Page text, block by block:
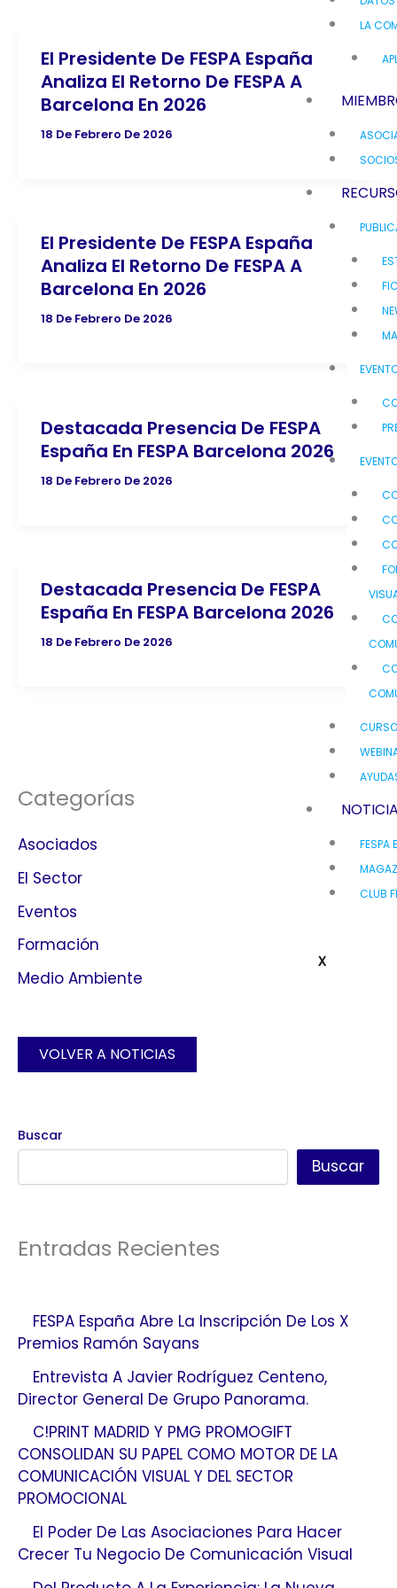
LA
FESPA
CLUB
X
El Presidente De FESPA España
Analiza El Retorno De FESPA A
Barcelona En 2026
18 De Febrero De 2026
El Presidente De FESPA España
Analiza El Retorno De FESPA A
Barcelona En 2026
18 De Febrero De 2026
Destacada Presencia De FESPA
España En FESPA Barcelona 2026
18 De Febrero De 2026
Destacada Presencia De FESPA
España En FESPA Barcelona 2026
18 De Febrero De 2026
Categorías
Asociados
El Sector
Eventos
Formación
Medio Ambiente
VOLVER A NOTICIAS
Buscar
Buscar
Entradas Recientes
FESPA España Abre La Inscripción De Los X
Premios Ramón Sayans
Entrevista A Javier Rodríguez Centeno,
Director General De Grupo Panorama.
C!PRINT MADRID Y PMG PROMOGIFT
CONSOLIDAN SU PAPEL COMO MOTOR DE LA
COMUNICACIÓN VISUAL Y DEL SECTOR
PROMOCIONAL
El Poder De Las Asociaciones Para Hacer
Crecer Tu Negocio De Comunicación Visual